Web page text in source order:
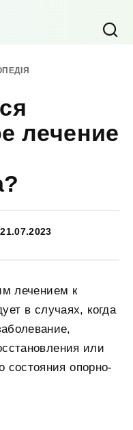
лечение
21.07.2023
лечением к
в случаях, когда
или
состояния опорно-